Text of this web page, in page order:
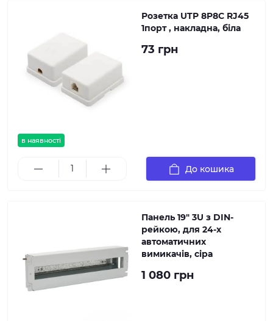
в наявності
Розетка UTP 8P8C RJ45
1порт , накладна, біла
73 грн
До кошика
Панель 19" 3U з DIN-
рейкою, для 24-х
автоматичних
вимикачів, сіра
1 080 грн